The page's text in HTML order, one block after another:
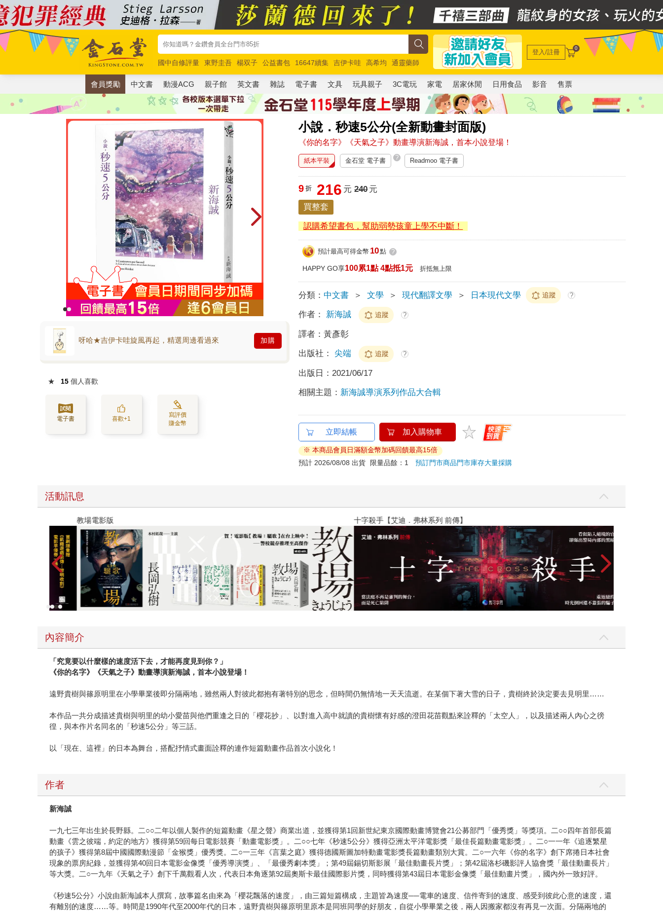
國中自修評量 東野圭吾 楊双子 公益書包 16647續集 吉伊卡哇 高希均
通靈藥師
唯紅花綻放
奧德賽 路邊攤新作 馬斯克 玩具總動員5 超慢跑
登入/註冊 0
會員獎勵 中文書 動漫ACG 親子館 英文書 雜誌 電子書 文具 玩具親子 3C電玩 家電 居家休閒 日用食品 影音 售票
小說．秒速5公分(全新動畫封面版)
《你的名字》《天氣之子》動畫導演新海誠，首本小說登場！
呀哈★吉伊卡哇旋風再起，精選周邊看過來 加購
★ 15 個人喜歡
電子書 喜歡+1
寫評價
賺金幣
紙本平裝 金石堂 電子書 ? Readmoo 電子書
9 折 216 元 240元
買整套
認購希望書包，幫助弱勢孩童上學不中斷！
預計最高可得金幣 10點 ?
HAPPY GO享100累1點 4點抵1元 折抵無上限
分類： 中文書 ＞ 文學 ＞ 現代翻譯文學 ＞ 日本現代文學 追蹤 ?
作者： 新海誠 追蹤 ?
譯者：黃彥彰
出版社： 尖端 追蹤 ?
出版日： 2021/06/17
相關主題： 新海誠導演系列作品大合輯
立即結帳 加入購物車
※ 本商品會員日滿額金幣加碼回饋最高15倍
預計 2026/08/08 出貨
限量品餘：1預訂門市商品門市庫存大量採購
活動訊息
教場電影版 十字殺手【艾迪．弗林系列 前傳】
內容簡介
「究竟要以什麼樣的速度活下去，才能再度見到你？」
《你的名字》《天氣之子》動畫導演新海誠，首本小說登場！
遠野貴樹與篠原明里在小學畢業後即分隔兩地，雖然兩人對彼此都抱有著特別的思念，但時間仍無情地一天天流逝。在某個下著大雪的日子，貴樹終於決定要去見明里……
本作品一共分成描述貴樹與明里的幼小愛苗與他們重逢之日的「櫻花抄」、以對進入高中就讀的貴樹懷有好感的澄田花苗觀點來詮釋的「太空人」，以及描述兩人內心之徬
徨，與本作片名同名的「秒速5公分」等三話。
以「現在、這裡」的日本為舞台，搭配抒情式畫面詮釋的連作短篇動畫作品首次小說化！
作者
新海誠
一九七三年出生於長野縣。二○○二年以個人製作的短篇動畫《星之聲》商業出道，並獲得第1回新世紀東京國際動畫博覽會21公募部門「優秀獎」等獎項。二○○四年首部長篇
動畫《雲之彼端，約定的地方》獲得第59回每日電影競賽「動畫電影獎」。二○○七年《秒速5公分》獲得亞洲太平洋電影獎「最佳長篇動畫電影獎」。二○一一年《追逐繁星
的孩子》獲得第8屆中國國際動漫節「金猴獎」優秀獎。二○一三年《言葉之庭》獲得德國斯圖加特動畫電影獎長篇動畫類別大賞。二○一六年《你的名字》創下席捲日本社會
現象的票房紀錄，並獲得第40回日本電影金像獎「優秀導演獎」、「最優秀劇本獎」；第49屆錫切斯影展「最佳動畫長片獎」；第42屆洛杉磯影評人協會獎「最佳動畫長片」
等大獎。二○一九年《天氣之子》創下千萬觀看人次，代表日本角逐第92屆奧斯卡最佳國際影片獎，同時獲得第43屆日本電影金像獎「最佳動畫片獎」，國內外一致好評。
《秒速5公分》小說由新海誠本人撰寫，故事篇名由來為「櫻花飄落的速度」，由三篇短篇構成，主題皆為速度──電車的速度、信件寄到的速度、感受到彼此心意的速度，還
有離別的速度……等。時間是1990年代至2000年代的日本，遠野貴樹與篠原明里原本是同班同學的好朋友，自從小學畢業之後，兩人因搬家都沒有再見一次面。分隔兩地的